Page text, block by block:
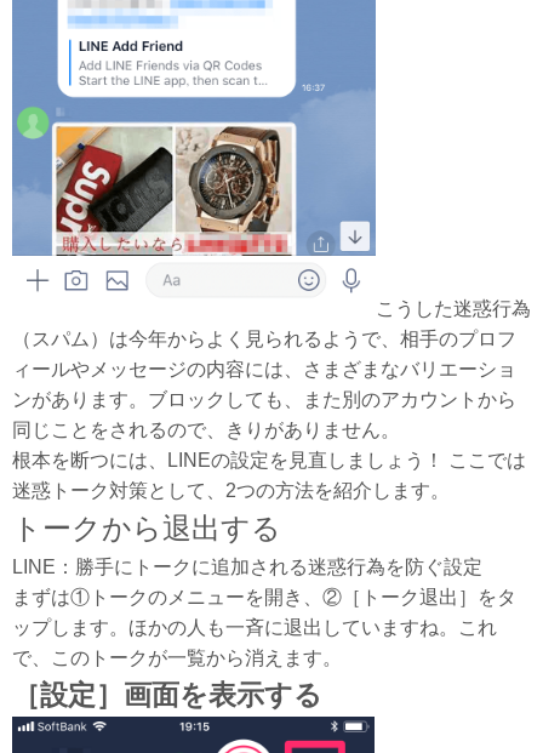
こうした迷惑行為
（スパム）は今年からよく見られるようで、相手のプロフ
ィールやメッセージの内容には、さまざまなバリエーショ
ンがあります。ブロックしても、また別のアカウントから
同じことをされるので、きりがありません。
根本を断つには、LINEの設定を見直しましょう！ ここでは
迷惑トーク対策として、2つの方法を紹介します。
トークから退出する
LINE：勝手にトークに追加される迷惑行為を防ぐ設定
まずは①トークのメニューを開き、②［トーク退出］をタ
ップします。ほかの人も一斉に退出していますね。これ
で、このトークが一覧から消えます。
［設定］画面を表示する